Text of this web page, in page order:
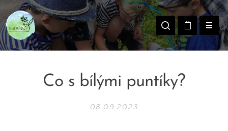
Co s bílými puntíky?
08.09.2023